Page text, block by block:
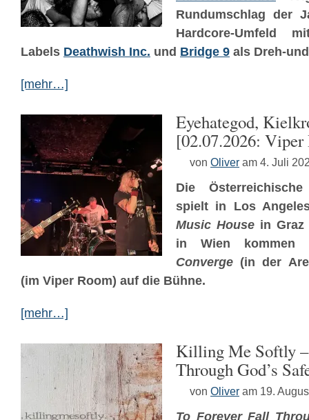
Rundumschlag der
Hardcore-Umfeld
Labels Deathwish Inc. und Bridge 9 als Dreh-
[mehr…]
Eyehategod,
[02.07.2026:
von Oliver am 4. Juli
Die Österreichische
spielt in Los
Music Housein Graz
in Wien kommen
Converge (in der
(im Viper Room) auf die Bühne.
[mehr…]
Killing Me Softly
Through God’s
von Oliver am 19.
To Forever Fall